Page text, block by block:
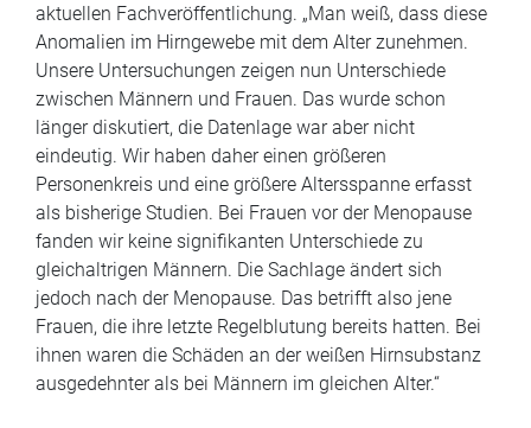
aktuellen Fachveröffentlichung. „Man weiß, dass diese
Anomalien im Hirngewebe mit dem Alter zunehmen.
Unsere Untersuchungen zeigen nun Unterschiede
zwischen Männern und Frauen. Das wurde schon
länger diskutiert, die Datenlage war aber nicht
eindeutig. Wir haben daher einen größeren
Personenkreis und eine größere Altersspanne erfasst
als bisherige Studien. Bei Frauen vor der Menopause
fanden wir keine signifikanten Unterschiede zu
gleichaltrigen Männern. Die Sachlage ändert sich
jedoch nach der Menopause. Das betrifft also jene
Frauen, die ihre letzte Regelblutung bereits hatten. Bei
ihnen waren die Schäden an der weißen Hirnsubstanz
ausgedehnter als bei Männern im gleichen Alter.“